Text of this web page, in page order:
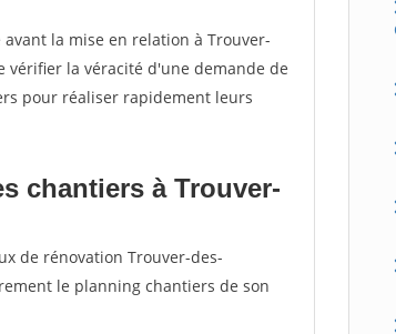
la mise en relation à Trouver-
la véracité d'une demande de
pour réaliser rapidement leurs
chantiers à Trouver-
de rénovation Trouver-des-
le planning chantiers de son